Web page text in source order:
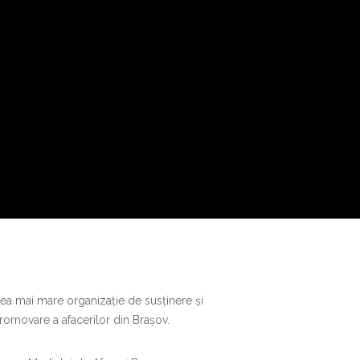
mai mare organizație de susținere și
a afacerilor din Brașov.